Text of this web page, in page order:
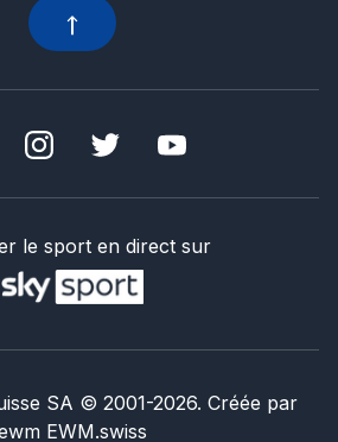
le sport en direct sur
SA © 2001-2026. Créée par
EWM.swiss